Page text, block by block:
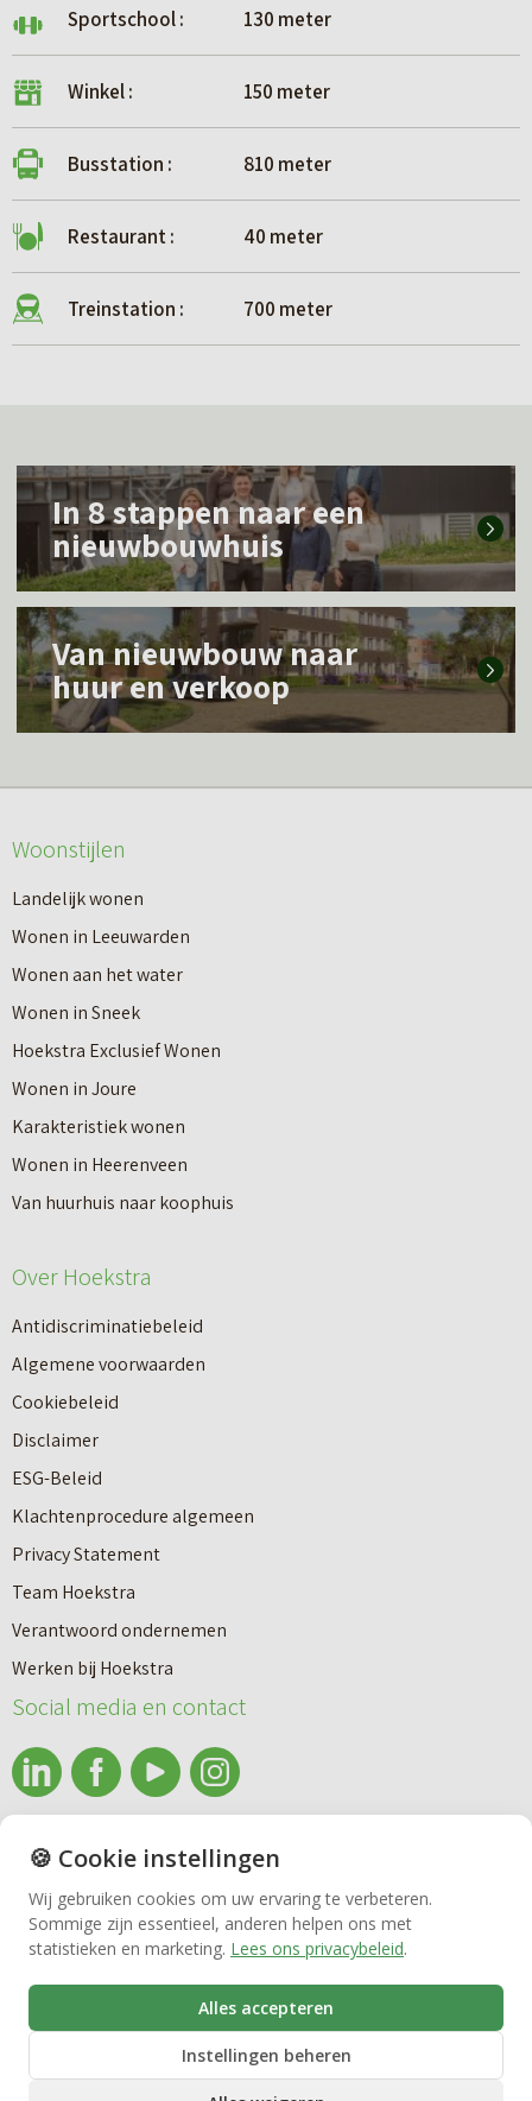
Nieuwbouw
Huren
Bedrijfsmakelaardij
Vastgoedbeheer
VvE beheer
Sportschool : 130 meter
Winkel : 150 meter
Busstation : 810 meter
Restaurant : 40 meter
Treinstation : 700 meter
L
s
m
e
o
e
r
I
n
8
s
t
a
p
p
n
n
a
a
r
e
e
n
n
i
e
u
o
w
In 8 stappen naar een
nieuwbouwhuis
L
e
s
e
o
v
e
r
V
a
n
n
e
u
Van nieuwbouw naar
huur en verkoop
Woonstijlen
Landelijk wonen
Wonen in Leeuwarden
Wonen aan het water
Wonen in Sneek
Hoekstra Exclusief Wonen
Wonen in Joure
Karakteristiek wonen
Wonen in Heerenveen
Van huurhuis naar koophuis
Over Hoekstra
Antidiscriminatiebeleid
Algemene voorwaarden
Cookiebeleid
Disclaimer
ESG-Beleid
Klachtenprocedure algemeen
Privacy Statement
Team Hoekstra
Verantwoord ondernemen
Werken bij Hoekstra
Social media en contact
info@makelaardijhoekstra.nl
Alle contactgegevens
Bekijk de laatste nieuwsbrief van Makelaardij Hoekstra
Inschrijven nieuwsbrief Makelaardij Hoekstra
🍪 Cookie instellingen
Wij gebruiken cookies om uw ervaring te verbeteren.
Sommige zijn essentieel, anderen helpen ons met
statistieken en marketing. Lees ons privacybeleid.
Alles accepteren
Instellingen beheren